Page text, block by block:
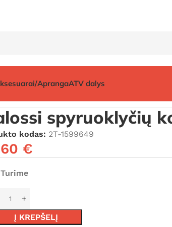
AprangaATV dalys
spyruoklyčių
kodas: 2T-1599649
€
Turime
Į KREPŠELĮ